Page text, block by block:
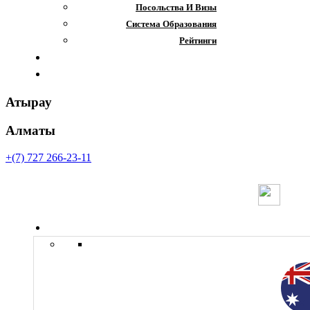
Посольства И Визы
Система Образования
Рейтинги
Атырау
Алматы
+(7) 727 266-23-11